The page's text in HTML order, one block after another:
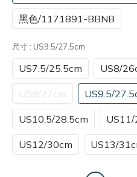
黑色/1171891-BBNB
尺寸 : US9.5/27.5cm
US7.5/25.5cm US8/
US9/27cm US9.5/
US10.5/28.5cm
US12/30cm US13/